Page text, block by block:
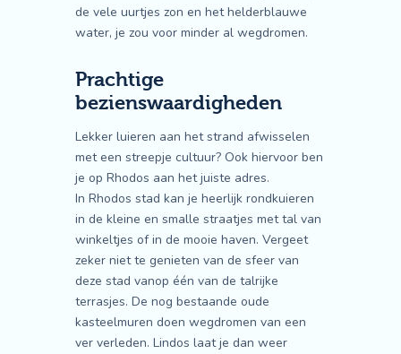
de vele uurtjes zon en het helderblauwe
water, je zou voor minder al wegdromen.
Prachtige
bezienswaardigheden
Lekker luieren aan het strand afwisselen
met een streepje cultuur? Ook hiervoor ben
je op Rhodos aan het juiste adres.
In Rhodos stad kan je heerlijk rondkuieren
in de kleine en smalle straatjes met tal van
winkeltjes of in de mooie haven. Vergeet
zeker niet te genieten van de sfeer van
deze stad vanop één van de talrijke
terrasjes. De nog bestaande oude
kasteelmuren doen wegdromen van een
ver verleden. Lindos laat je dan weer